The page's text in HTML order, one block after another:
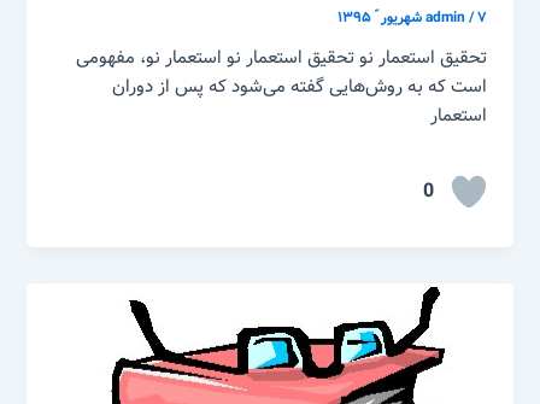
admin/۷ شهریور ّ ۱۳۹۵
تحقیق استعمار نو تحقیق استعمار نو استعمار نو، مفهومی
است که به روش‌هایی گفته می‌شود که پس از دوران
استعمار
0